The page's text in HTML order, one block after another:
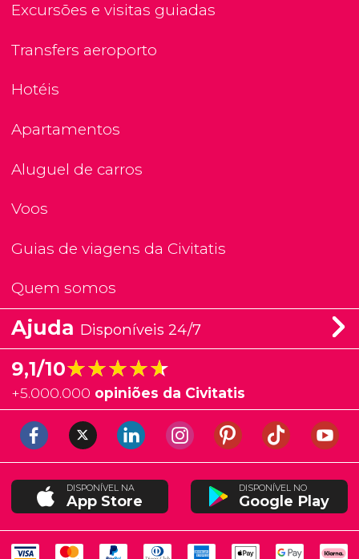
Excursões e visitas guiadas
Transfers aeroporto
Hotéis
Apartamentos
Aluguel de carros
Voos
Guias de viagens da Civitatis
Quem somos
Ajuda Disponíveis 24/7
9,1/10★★★★★
★★★★★
+5.000.000 opiniões da Civitatis
DISPONÍVEL NA
App Store
DISPONÍVEL NO
Google Play